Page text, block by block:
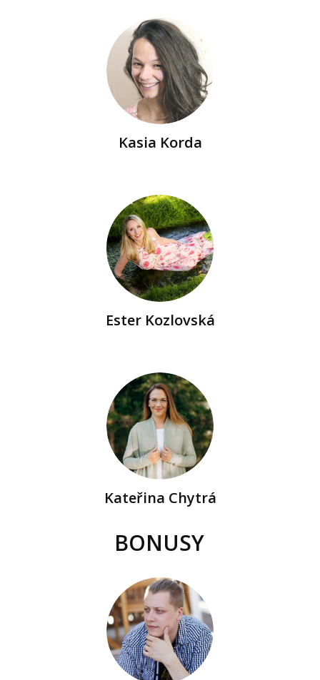
Kasia Korda
Ester Kozlovská
Kateřina Chytrá
BONUSY